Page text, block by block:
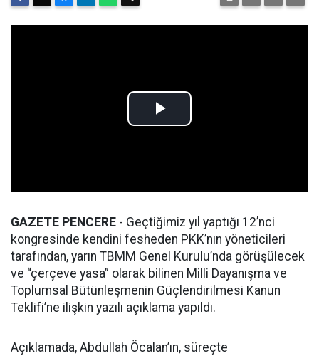
GAZETE PENCERE - Geçtiğimiz yıl yaptığı 12’nci
kongresinde kendini fesheden PKK’nın yöneticileri
tarafından, yarın TBMM Genel Kurulu’nda görüşülecek
ve “çerçeve yasa” olarak bilinen Milli Dayanışma ve
Toplumsal Bütünleşmenin Güçlendirilmesi Kanun
Teklifi’ne ilişkin yazılı açıklama yapıldı.
Açıklamada, Abdullah Öcalan’ın, süreçte